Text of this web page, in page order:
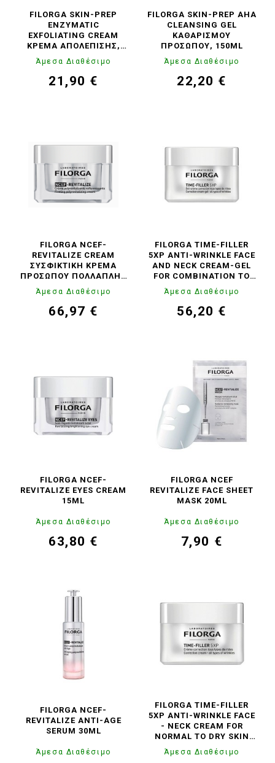
FILORGA SKIN-PREP
ENZYMATIC
EXFOLIATING CREAM
ΚΡΈΜΑ ΑΠΟΛΈΠΙΣΗΣ,
Άμεσα Διαθέσιμο
Τιμή
21,90 €
FILORGA SKIN-PREP AHA
CLEANSING GEL
ΚΑΘΑΡΙΣΜΟΎ
ΠΡΟΣΏΠΟΥ, 150ML
Άμεσα Διαθέσιμο
Τιμή
22,20 €
FILORGA NCEF-
REVITALIZE CREAM
ΣΥΣΦΙΚΤΙΚΉ ΚΡΈΜΑ
ΠΡΟΣΏΠΟΥ ΠΟΛΛΑΠΛΉΣ
ΑΝΑΖΩΟΓΌΝΗΣΗΣ, 50ML
Άμεσα Διαθέσιμο
Τιμή
66,97 €
FILORGA TIME-FILLER
5XP ANTI-WRINKLE FACE
AND NECK CREAM-GEL
FOR COMBINATION TO
OILY SKIN 50ML
Άμεσα Διαθέσιμο
Τιμή
56,20 €
FILORGA NCEF-
REVITALIZE EYES CREAM
15ML
Άμεσα Διαθέσιμο
Τιμή
63,80 €
FILORGA NCEF
REVITALIZE FACE SHEET
MASK 20ML
Άμεσα Διαθέσιμο
Τιμή
7,90 €
FILORGA NCEF-
REVITALIZE ANTI-AGE
SERUM 30ML
Άμεσα Διαθέσιμο
FILORGA TIME-FILLER
5XP ANTI-WRINKLE FACE
- NECK CREAM FOR
NORMAL TO DRY SKIN
Άμεσα Διαθέσιμο